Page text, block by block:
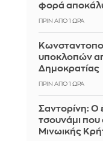
φορά
ΠΡΙΝ ΑΠΌ 1 ΏΡΑ
υποκλοπών
Δημοκρατίας
ΠΡΙΝ ΑΠΌ 1 ΏΡΑ
Σαντορίνη: Ο
τσουνάμι που
Μινωικής